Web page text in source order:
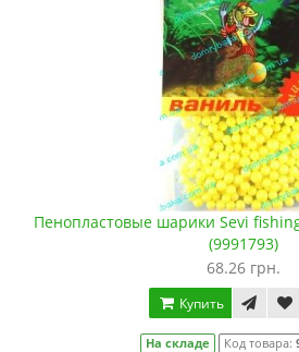
Пенопластовые шарики Sevi
(9991793)
68.26 грн.
Купить
На складе Код товара: